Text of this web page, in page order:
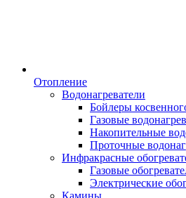
Отопление
Водонагреватели
Бойлеры
Газовые
Накопительные
Проточные
Инфракрасные
Газовые
Электрические
Камины